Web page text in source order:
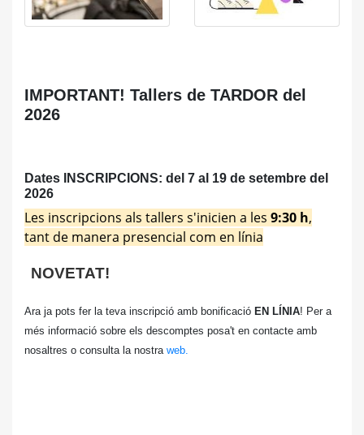
IMPORTANT! Tallers de TARDOR del
2026
Dates INSCRIPCIONS: del 7 al 19 de setembre del
2026
Les inscripcions als tallers s'inicien a les 9:30 h,
tant de manera presencial com en línia
NOVETAT!
Ara ja pots fer la teva inscripció amb bonificació EN LÍNIA! Per a
més informació sobre els descomptes posa't en contacte amb
nosaltres o consulta la nostra web.